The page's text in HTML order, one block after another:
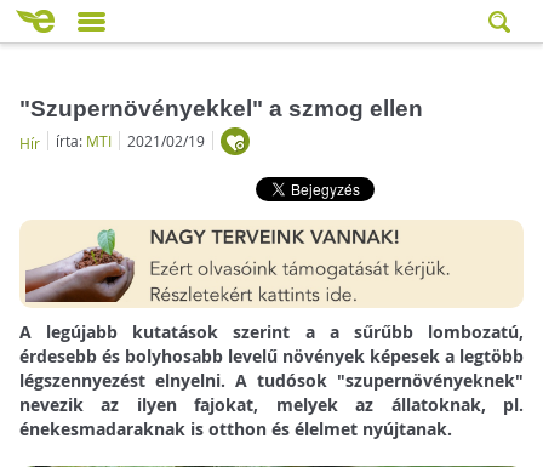
"Szupernövényekkel" a szmog ellen
Hír írta: MTI 2021/02/19
A legújabb kutatások szerint a a sűrűbb lombozatú,
érdesebb és bolyhosabb levelű növények képesek a legtöbb
légszennyezést elnyelni. A tudósok "szupernövényeknek"
nevezik az ilyen fajokat, melyek az állatoknak, pl.
énekesmadaraknak is otthon és élelmet nyújtanak.